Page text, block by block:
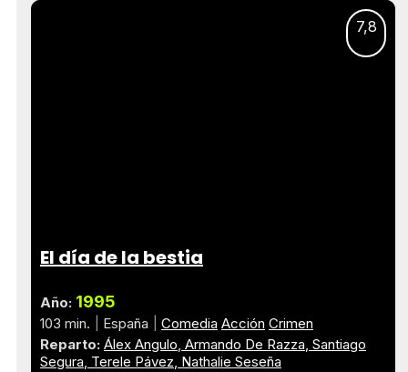
7,8
El día de la bestia
Año: 1995
103 min. España Comedia Acción Crimen
Reparto: Álex Angulo Armando De Razza Santiago
Segura Terele Pávez Nathalie Seseña